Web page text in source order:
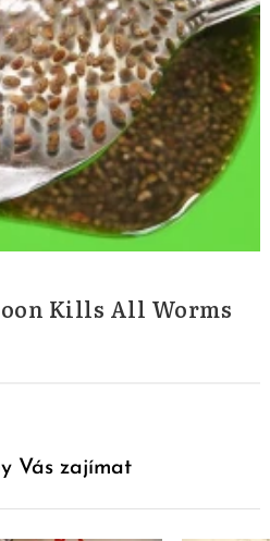
Kills All Worms
Vás zajímat